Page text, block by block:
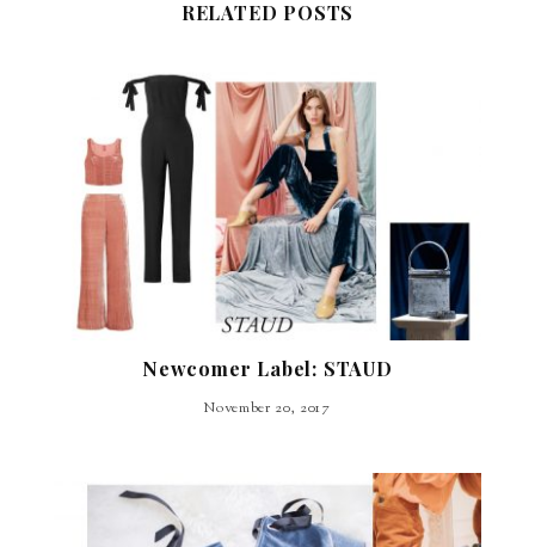
RELATED POSTS
Newcomer Label: STAUD
November 20, 2017